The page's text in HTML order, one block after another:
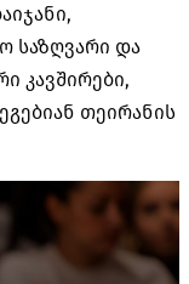
საზღვარი და
კავშირები,
თეირანის